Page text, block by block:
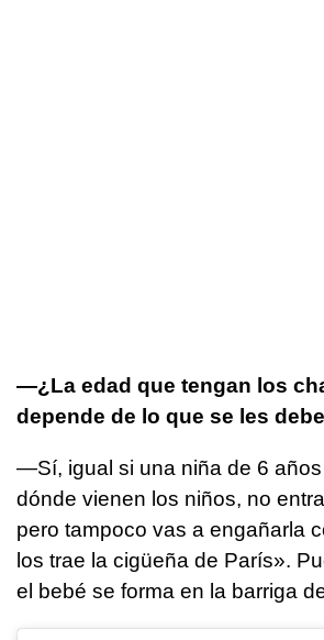
—¿La edad que tengan los
depende de lo que se les
—Sí, igual si una niña de 6
dónde vienen los niños, no
pero tampoco vas a engañarla
los trae la cigüeña de París».
el bebé se forma en la barriga